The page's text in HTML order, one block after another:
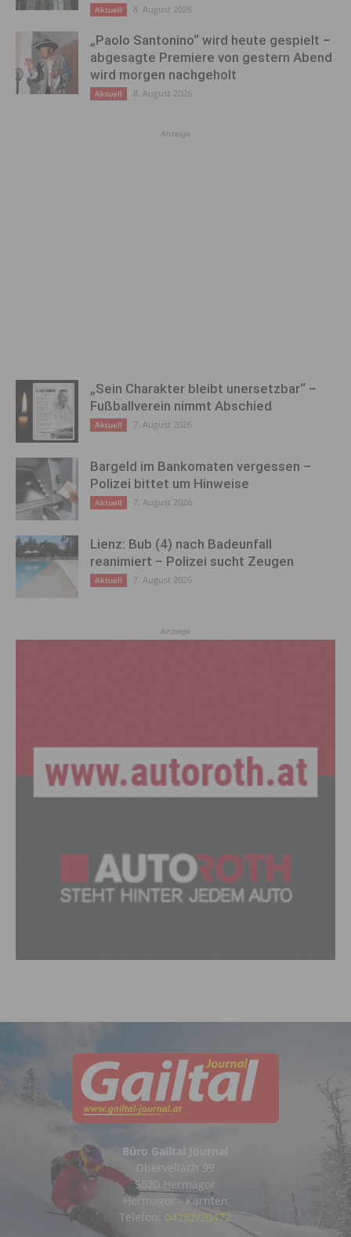
Aktuell 8. August 2026
„Paolo Santonino“ wird heute gespielt –
abgesagte Premiere von gestern Abend
wird morgen nachgeholt
Aktuell 8. August 2026
Anzeige
„Sein Charakter bleibt unersetzbar“ –
Fußballverein nimmt Abschied
Aktuell 7. August 2026
Bargeld im Bankomaten vergessen –
Polizei bittet um Hinweise
Aktuell 7. August 2026
Lienz: Bub (4) nach Badeunfall
reanimiert – Polizei sucht Zeugen
Aktuell 7. August 2026
Anzeige
Büro Gailtal Journal
Obervellach 99
9620 Hermagor
Hermagor - Kärnten
Telefon: 04282/20472